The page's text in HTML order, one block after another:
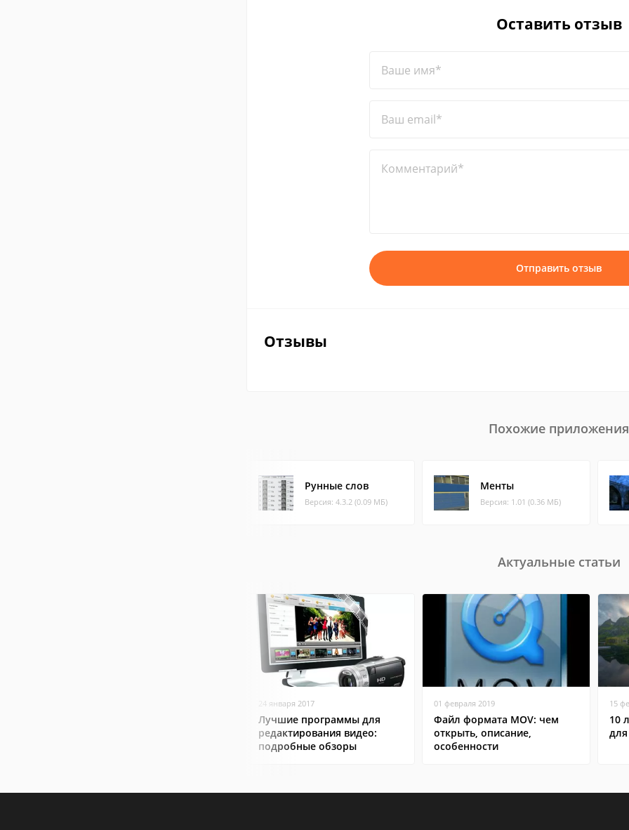
Оставить отзыв
Ваше имя*
Ваш email*
Комментарий*
Отправить отзыв
Отзывы
Похожие приложения
Рунные слов
Версия: 4.3.2 (0.09 МБ)
Менты
Версия: 1.01 (0.36 МБ)
Актуальные статьи
24 января 2017
Лучшие программы для
редактирования видео:
подробные обзоры
01 февраля 2019
Файл формата MOV: чем
открыть, описание,
особенности
15
10